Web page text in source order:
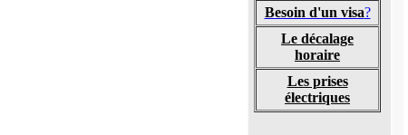
Besoin d'un visa?
Le décalage
horaire
Les prises
électriques